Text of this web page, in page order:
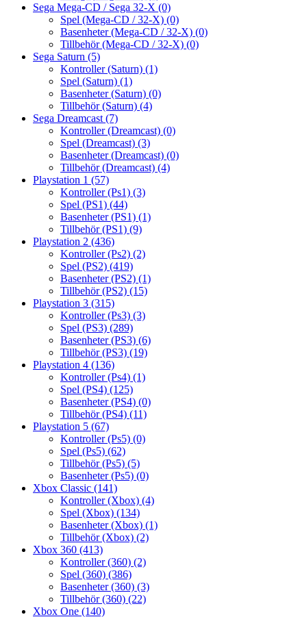
Sega Mega-CD / Sega 32-X (0)
Spel (Mega-CD / 32-X) (0)
Basenheter (Mega-CD / 32-X) (0)
Tillbehör (Mega-CD / 32-X) (0)
Sega Saturn (5)
Kontroller (Saturn) (1)
Spel (Saturn) (1)
Basenheter (Saturn) (0)
Tillbehör (Saturn) (4)
Sega Dreamcast (7)
Kontroller (Dreamcast) (0)
Spel (Dreamcast) (3)
Basenheter (Dreamcast) (0)
Tillbehör (Dreamcast) (4)
Playstation 1 (57)
Kontroller (Ps1) (3)
Spel (PS1) (44)
Basenheter (PS1) (1)
Tillbehör (PS1) (9)
Playstation 2 (436)
Kontroller (Ps2) (2)
Spel (PS2) (419)
Basenheter (PS2) (1)
Tillbehör (PS2) (15)
Playstation 3 (315)
Kontroller (Ps3) (3)
Spel (PS3) (289)
Basenheter (PS3) (6)
Tillbehör (PS3) (19)
Playstation 4 (136)
Kontroller (Ps4) (1)
Spel (PS4) (125)
Basenheter (PS4) (0)
Tillbehör (PS4) (11)
Playstation 5 (67)
Kontroller (Ps5) (0)
Spel (Ps5) (62)
Tillbehör (Ps5) (5)
Basenheter (Ps5) (0)
Xbox Classic (141)
Kontroller (Xbox) (4)
Spel (Xbox) (134)
Basenheter (Xbox) (1)
Tillbehör (Xbox) (2)
Xbox 360 (413)
Kontroller (360) (2)
Spel (360) (386)
Basenheter (360) (3)
Tillbehör (360) (22)
Xbox One (140)